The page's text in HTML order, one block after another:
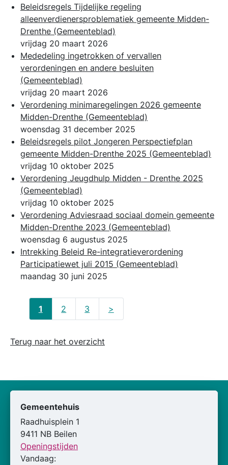
Beleidsregels Tijdelijke regeling
alleenverdienersproblematiek gemeente Midden-
Drenthe (Gemeenteblad)
vrijdag 20 maart 2026
Mededeling ingetrokken of vervallen
verordeningen en andere besluiten
(Gemeenteblad)
vrijdag 20 maart 2026
Verordening minimaregelingen 2026 gemeente
Midden-Drenthe (Gemeenteblad)
woensdag 31 december 2025
Beleidsregels pilot Jongeren Perspectiefplan
gemeente Midden-Drenthe 2025 (Gemeenteblad)
vrijdag 10 oktober 2025
Verordening Jeugdhulp Midden - Drenthe 2025
(Gemeenteblad)
vrijdag 10 oktober 2025
Verordening Adviesraad sociaal domein gemeente
Midden-Drenthe 2023 (Gemeenteblad)
woensdag 6 augustus 2025
Intrekking Beleid Re-integratieverordening
Participatiewet juli 2015 (Gemeenteblad)
maandag 30 juni 2025
1 2 3 >
Terug naar het overzicht
Gemeentehuis
Raadhuisplein 1
9411 NB Beilen
Openingstijden
Vandaag: